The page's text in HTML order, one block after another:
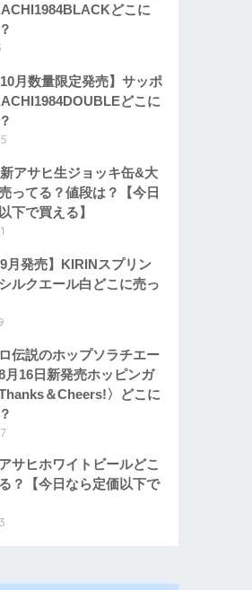
どこに
10月数量限定発売】サッポ
どこに
アサヒ生ジョッキ缶&大
ってる？値段は？【今日
下で買える】
9月発売】KIRINスプリン
ルクエール白どこに売っ
ロ伝説のホップソラチエー
月16日新発売ホッピンガ
＆Cheers!〉どこに
サヒホワイトビールどこ
？【今日なら定価以下で